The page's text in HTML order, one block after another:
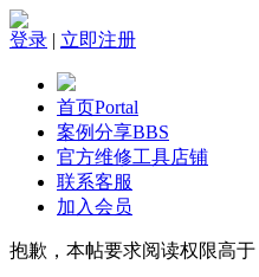
登录 | 立即注册
首页Portal
案例分享BBS
官方维修工具店铺
联系客服
加入会员
抱歉，本帖要求阅读权限高于